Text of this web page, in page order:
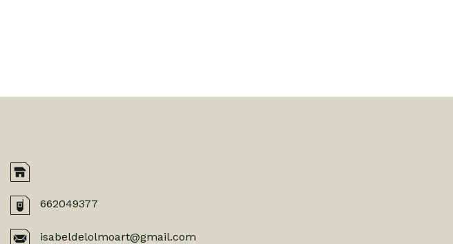
662049377
isabeldelolmoart@gmail.com